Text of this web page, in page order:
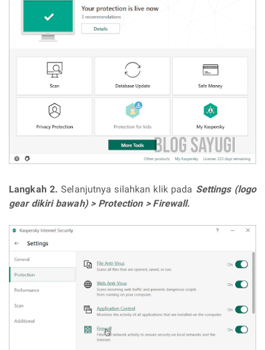
Langkah 2.Selanjutnya silahkan klik pada Settings (logo
gear dikiri bawah) > Protection > Firewall.